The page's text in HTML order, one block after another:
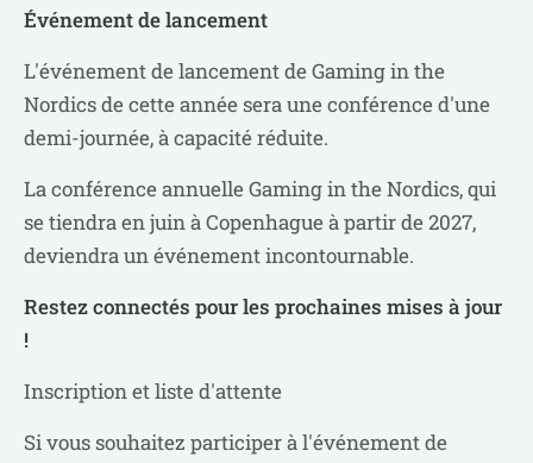
Événement de lancement
L'événement de lancement de Gaming in the
Nordics de cette année sera une conférence d'une
demi-journée, à capacité réduite.
La conférence annuelle Gaming in the Nordics, qui
se tiendra en juin à Copenhague à partir de 2027,
deviendra un événement incontournable.
Restez connectés pour les prochaines mises à jour
!
Inscription et liste d'attente
Si vous souhaitez participer à l'événement de